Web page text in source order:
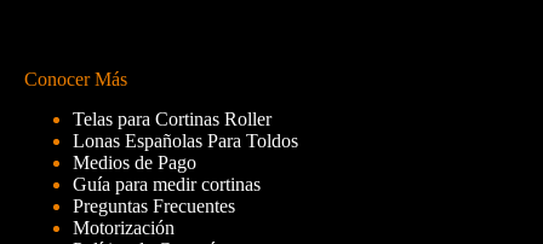
Conocer Más
Telas para Cortinas Roller
Lonas Españolas Para Toldos
Medios de Pago
Guía para medir cortinas
Preguntas Frecuentes
Motorización